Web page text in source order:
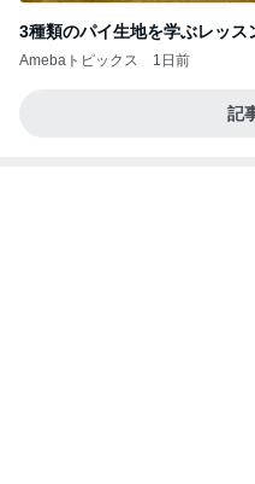
3種類のパイ生地を学ぶレッス
Amebaトピックス 1日前
記